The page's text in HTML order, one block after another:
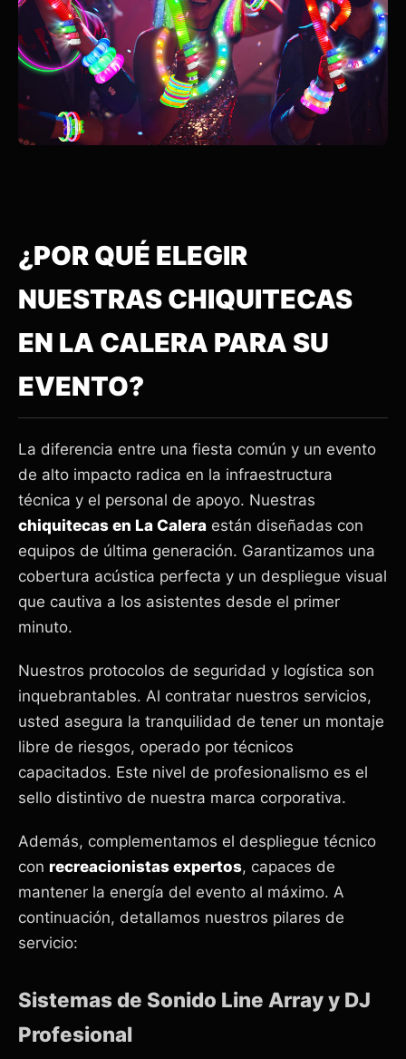
¿POR QUÉ ELEGIR
NUESTRAS CHIQUITECAS
EN LA CALERA PARA SU
EVENTO?
La diferencia entre una fiesta común y un evento
de alto impacto radica en la infraestructura
técnica y el personal de apoyo. Nuestras
chiquitecas en La Calera están diseñadas con
equipos de última generación. Garantizamos una
cobertura acústica perfecta y un despliegue visual
que cautiva a los asistentes desde el primer
minuto.
Nuestros protocolos de seguridad y logística son
inquebrantables. Al contratar nuestros servicios,
usted asegura la tranquilidad de tener un montaje
libre de riesgos, operado por técnicos
capacitados. Este nivel de profesionalismo es el
sello distintivo de nuestra marca corporativa.
Además, complementamos el despliegue técnico
con recreacionistas expertos, capaces de
mantener la energía del evento al máximo. A
continuación, detallamos nuestros pilares de
servicio:
Sistemas de Sonido Line Array y DJ
Profesional